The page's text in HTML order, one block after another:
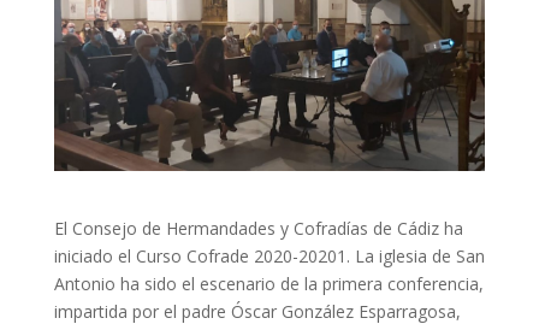
El Consejo de Hermandades y Cofradías de Cádiz ha
iniciado el Curso Cofrade 2020-20201. La iglesia de San
Antonio ha sido el escenario de la primera conferencia,
impartida por el padre Óscar González Esparragosa,